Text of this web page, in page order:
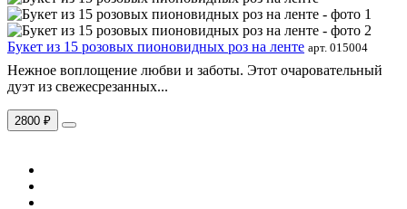
Букет из 15 розовых пионовидных роз на ленте арт. 015004
Нежное воплощение любви и заботы. Этот очаровательный
дуэт из свежесрезанных...
2800 ₽